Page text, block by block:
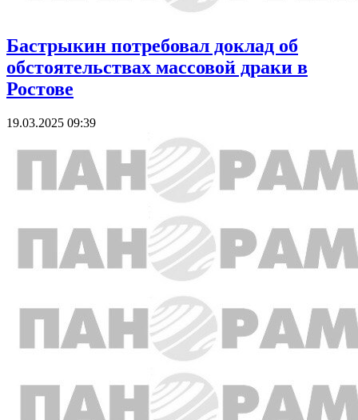
Бастрыкин потребовал доклад об
обстоятельствах массовой драки в
Ростове
19.03.2025 09:39